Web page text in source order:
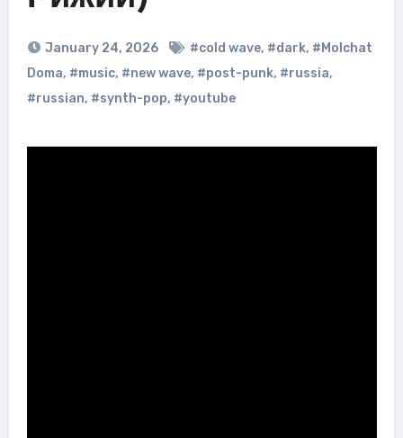
January 24, 2026 #cold wave, #dark, #Molchat
Doma, #music, #new wave, #post-punk, #russia,
#russian, #synth-pop, #youtube